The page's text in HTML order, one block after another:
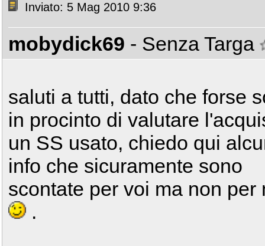
Inviato: 5 Mag 2010 9:36
mobydick69 - Senza Targa
saluti a tutti, dato che forse
in procinto di valutare
un SS usato, chiedo qui
info che sicuramente sono
scontate per voi ma non per
.